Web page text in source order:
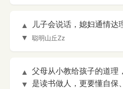
▲
▼
儿子会说话，媳妇通情达
聪明山丘Zz
▲
▼
父母从小教给孩子的道理
是读书做人，更要懂自保